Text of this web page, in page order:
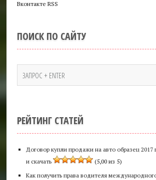
Вконтакте RSS
ПОИСК ПО САЙТУ
РЕЙТИНГ СТАТЕЙ
Договор купли продажи на авто образец
и скачать
(5,00 из 5)
Как получить права водителя